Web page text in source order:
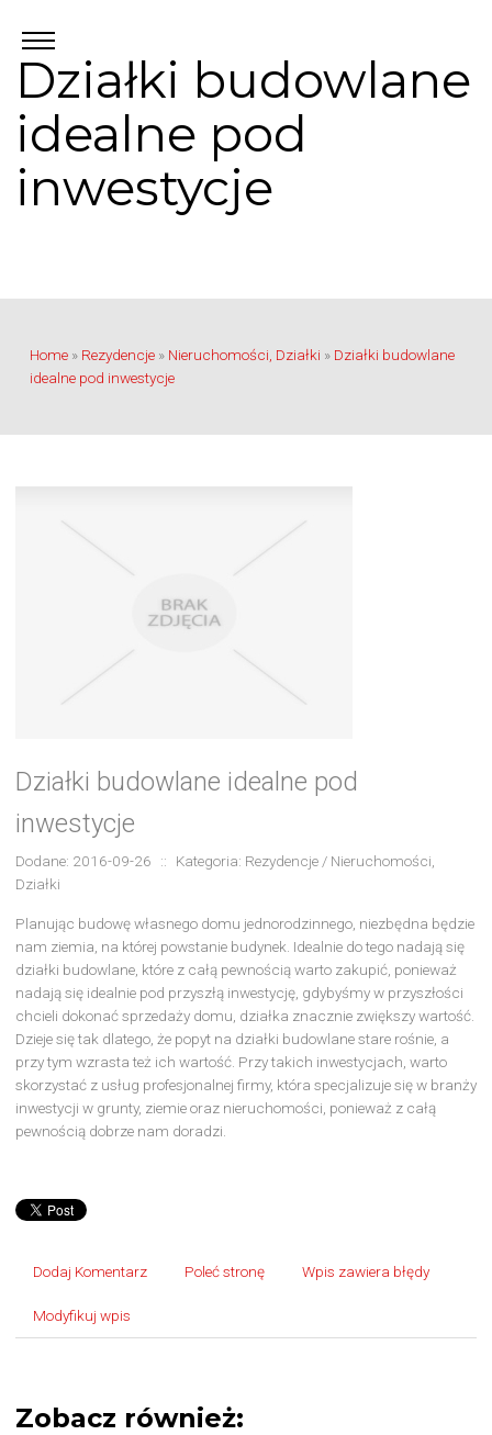
Działki budowlane
idealne pod
inwestycje
Home » Rezydencje » Nieruchomości, Działki » Działki budowlane
idealne pod inwestycje
Działki budowlane idealne pod
inwestycje
Dodane: 2016-09-26 ::
Kategoria: Rezydencje / Nieruchomości,
Działki
Planując budowę własnego domu jednorodzinnego, niezbędna będzie
nam ziemia, na której powstanie budynek. Idealnie do tego nadają się
działki budowlane, które z całą pewnością warto zakupić, ponieważ
nadają się idealnie pod przyszłą inwestycję, gdybyśmy w przyszłości
chcieli dokonać sprzedaży domu, działka znacznie zwiększy wartość.
Dzieje się tak dlatego, że popyt na działki budowlane stare rośnie, a
przy tym wzrasta też ich wartość. Przy takich inwestycjach, warto
skorzystać z usług profesjonalnej firmy, która specjalizuje się w branży
inwestycji w grunty, ziemie oraz nieruchomości, ponieważ z całą
pewnością dobrze nam doradzi.
Dodaj Komentarz Poleć stronę Wpis zawiera błędy
Modyfikuj wpis
Zobacz również: